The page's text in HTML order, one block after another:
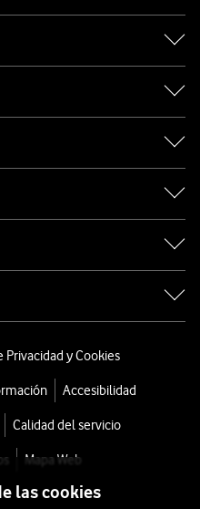
Privacidad y Cookies
Accesibilidad
Calidad del servicio
Mapa Web
las cookies